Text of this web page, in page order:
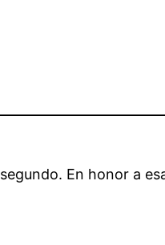
En honor a